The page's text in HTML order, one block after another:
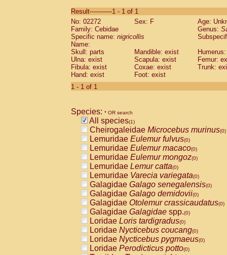
CebidaeSaguinus labiatus(0)
Cebidae Saguinus leucopus (0)
Cebidae
CebidaeSaguinus mystax
Cebidae Saguinus nigricollis (1)
Cebidae Saguinus oedipus
Cebidae Saguinus weddelli
Cebidae Saguinusspp.
Cebidae
CebidaeCebus capucinus
CebidaeCebus nigrivittatus
CebidaeCebus spp.(0)
CebidaeSaimiri boliviensis(0)
CebidaeSaimiri sciureus(0)
AtelidaeAlouatta caraya(0)
AtelidaeAlouatta fusca(0)
AtelidaeAlouatta seniculus(0)
AtelidaeAlouattaspp.(0)
AtelidaeAteles belzebuth(0)
AtelidaeAteles geoffroyi(0)
AtelidaeAteles paniscus(0)
AtelidaeAtelesspp.(0)
AtelidaeLagothrix lagothricha(0)
AtelidaeLagothrix lagothricha cana
PitheciidaeCacajao calvus
Result-----------1 - 1 of 1
No: 02272
Sex: F
Age:
Family: Cebidae
Genus:
Specific name: nigricollis
Name:
Skull: parts
Mandible: exist
Ulna: exist
Scapula: exist
Femur:
Fibula: exist
Coxae: exist
Trunk:
Hand: exist
Foot: exist
1 - 1 of 1
Species: * OR search
All species(1)
Cheirogaleidae Microcebus murinus(0)
Lemuridae Eulemur fulvus(0)
Lemuridae Eulemur macaco(0)
Lemuridae Eulemur mongoz(0)
Lemuridae Lemur catta(0)
Lemuridae Varecia variegata(0)
Galagidae Galago senegalensis(0)
Galagidae Galago demidovii(0)
Galagidae Otolemur crassicaudatus(0)
Galagidae Galagidae spp.(0)
Loridae Loris tardigradus(0)
Loridae Nycticebus coucang(0)
Loridae Nycticebus pygmaeus(0)
Loridae Perodicticus potto(0)